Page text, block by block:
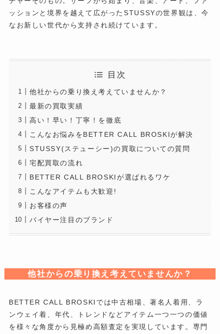
ッションと境界を越えて広がったSTUSSYの世界観は、今
なお新しい世代から支持され続けています。
目次
他社からの乗り換え考えていませんか？
最新の買取実績
高い！早い！丁寧！を徹底
こんなお悩みをBETTER CALL BROSKIが解決
STUSSY(ステューシー)の買取についての質問
宅配買取の流れ
BETTER CALL BROSKIが選ばれるワケ
こんなアイテムも大歓迎!
お客様の声
バイヤー注目のブランド
他社からの乗り換え考えていませんか？
BETTER CALL BROSKIでは中古相場、著名人着用、ラ
ンウェイ着、年代、トレンドなどアイテム一つ一つの価値
を様々な角度から見極め高額査定を実現しています。専門